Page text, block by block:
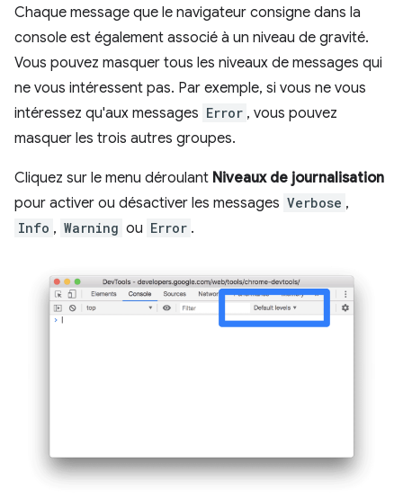
Chaque message que le navigateur consigne dans la
console est également associé à un niveau de gravité.
Vous pouvez masquer tous les niveaux de messages qui
ne vous intéressent pas. Par exemple, si vous ne vous
intéressez qu'aux messages Error , vous pouvez
masquer les trois autres groupes.
Cliquez sur le menu déroulant Niveaux de journalisation
pour activer ou désactiver les messages Verbose ,
Info , Warning ou Error .